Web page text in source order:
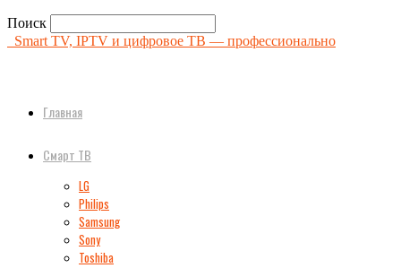
Поиск
Smart TV, IPTV и цифровое ТВ — профессионально
Главная
Смарт ТВ
LG
Philips
Samsung
Sony
Toshiba